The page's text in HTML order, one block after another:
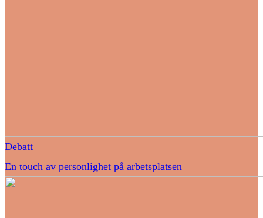
Debatt
En touch av personlighet på arbetsplatsen